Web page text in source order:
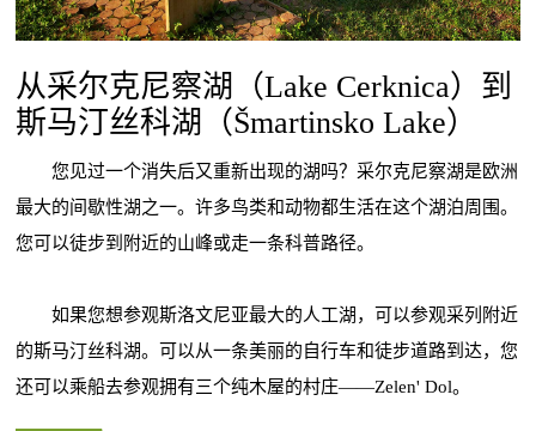
从采尔克尼察湖（Lake Cerknica）到
斯马汀丝科湖（Šmartinsko Lake）
您见过一个消失后又重新出现的湖吗？采尔克尼察湖是欧洲
最大的间歇性湖之一。许多鸟类和动物都生活在这个湖泊周围。
您可以徒步到附近的山峰或走一条科普路径。
如果您想参观斯洛文尼亚最大的人工湖，可以参观采列附近
的斯马汀丝科湖。可以从一条美丽的自行车和徒步道路到达，您
还可以乘船去参观拥有三个纯木屋的村庄——Zelen' Dol。